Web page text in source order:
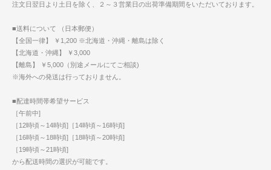
注文日翌日より土日を除く、２～３営業日の出荷準備期間をいただいております。
■送料について （日本郵便）
【全国一律】 ￥1,200 ※北海道・沖縄・離島は除く
【北海道・沖縄】 ￥3,000
【離島】 ￥5,000（別途メールにてご相談)
※海外への発送は行っておりません。
■配達時間帯希望サービス
［午前中]
［12時頃～14時頃]［14時頃～16時頃]
［16時頃～18時頃]［18時頃～20時頃]
［19時頃～21時頃]
から配送時間の選択が可能です。